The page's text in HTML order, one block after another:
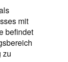
mit
befindet
zu